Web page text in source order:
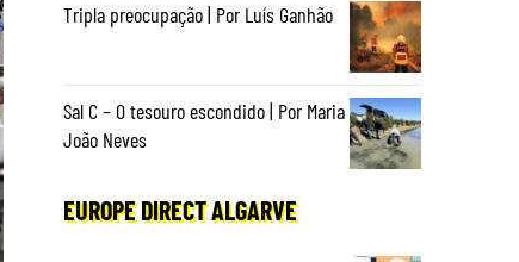
Tripla preocupação | Por Luís Ganhão
Sal C – O tesouro escondido | Por Maria
João Neves
EUROPE DIRECT ALGARVE